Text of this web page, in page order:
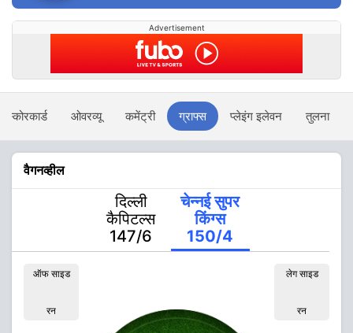
Advertisement
स्कोरकार्ड ओवरव्यू कमेंट्री ग्राफ्स प्लेइंग इलेवन तुलना
वैगनव्हील
दिल्ली
कैपिटल्स
147/6
चेन्नई सुपर
किंग्स
150/4
ऑफ साइड
रन
लेग साइड
रन